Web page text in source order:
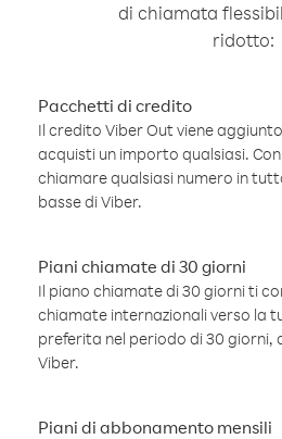
di chiamata
ridotto:
Pacchetti di credito
Il credito Viber Out viene
acquisti un importo qualsiasi.
chiamare qualsiasi numero in
basse di Viber.
Piani chiamate di 30 giorni
Il piano chiamate di 30 giorni ti
chiamate internazionali verso la
preferita nel periodo di 30 giorni,
Viber.
Piani di abbonamento mensili